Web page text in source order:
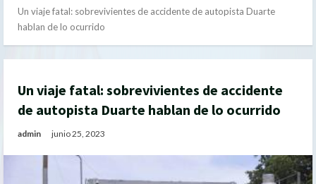
Un viaje fatal: sobrevivientes de accidente de autopista Duarte
hablan de lo ocurrido
Un viaje fatal: sobrevivientes de accidente
de autopista Duarte hablan de lo ocurrido
admin junio 25, 2023